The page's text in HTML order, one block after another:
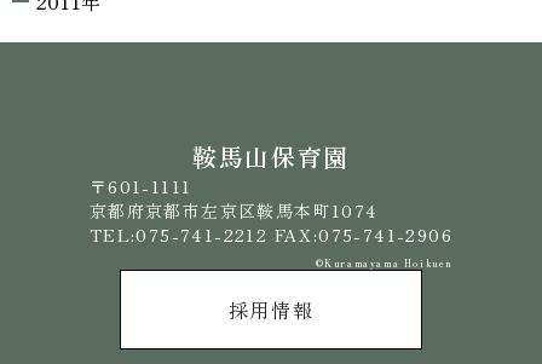
鞍馬山保育園
〒601-1111
京都府京都市左京区鞍馬本町1074
TEL:075-741-2212 FAX:075-741-2906
©️Kuramayama Hoikuen
採用情報